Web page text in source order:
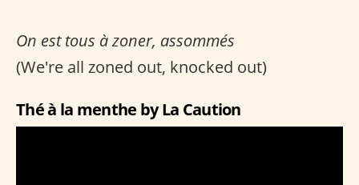
On est tous à zoner, assommés
(We're all zoned out, knocked out)
Thé à la menthe by La Caution